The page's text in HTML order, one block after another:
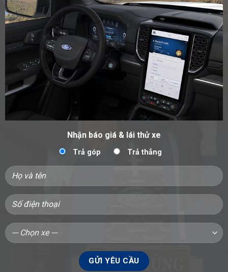
Nhận báo giá & lái thử xe
Trả góp Trả thẳng